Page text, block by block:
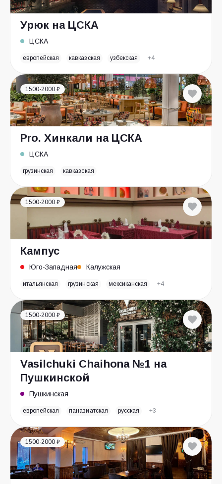
Урюк на ЦСКА
ЦСКА
европейская кавказская узбекская +4
1500-2000 ₽
Pro. Хинкали на ЦСКА
ЦСКА
грузинская кавказская
1500-2000 ₽
Кампус
Юго-Западная Калужская
итальянская грузинская мексиканская +4
1500-2000 ₽
Vasilchuki Chaihona №1 на
Пушкинской
Пушкинская
европейская паназиатская русская +3
1500-2000 ₽